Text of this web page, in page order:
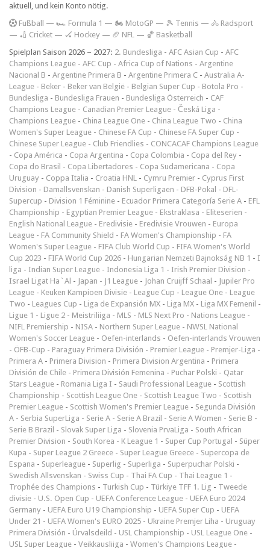
aktuell, und kein Konto nötig.
Fußball — 🏎️ Formula 1 — 🏍 MotoGP — 🎾 Tennis — 🚴 Radsport
— 🏏 Cricket — 🏑 Hockey — 🏈 NFL — 🏀 Basketball
Spielplan Saison 2026 – 2027: 2. Bundesliga - AFC Asian Cup - AFC
Champions League - AFC Cup - Africa Cup of Nations - Argentine
Nacional B - Argentine Primera B - Argentine Primera C - Australia A-
League - Beker - Beker van België - Belgian Super Cup - Botola Pro -
Bundesliga - Bundesliga Frauen - Bundesliga Österreich - CAF
Champions League - Canadian Premier League - Česká Liga -
Champions League - China League One - China League Two - China
Women's Super League - Chinese FA Cup - Chinese FA Super Cup -
Chinese Super League - Club Friendlies - CONCACAF Champions League
- Copa América - Copa Argentina - Copa Colombia - Copa del Rey -
Copa do Brasil - Copa Libertadores - Copa Sudamericana - Copa
Uruguay - Coppa Italia - Croatia HNL - Cymru Premier - Cyprus First
Division - Damallsvenskan - Danish Superligaen - DFB-Pokal - DFL-
Supercup - Division 1 Féminine - Ecuador Primera Categoría Serie A - EFL
Championship - Egyptian Premier League - Ekstraklasa - Eliteserien -
English National League - Eredivisie - Eredivisie Vrouwen - Europa
League - FA Community Shield - FA Women's Championship - FA
Women's Super League - FIFA Club World Cup - FIFA Women's World
Cup 2023 - FIFA World Cup 2026 - Hungarian Nemzeti Bajnokság NB 1 - I
liga - Indian Super League - Indonesia Liga 1 - Irish Premier Division -
Israel Ligat Ha`Al - Japan - J1 League - Johan Cruijff Schaal - Jupiler Pro
League - Keuken Kampioen Divisie - League Cup - League One - League
Two - Leagues Cup - Liga de Expansión MX - Liga MX - Liga MX Femenil -
Ligue 1 - Ligue 2 - Meistriliiga - MLS - MLS Next Pro - Nations League -
NIFL Premiership - NISA - Northern Super League - NWSL National
Women's Soccer League - Oefen-interlands - Oefen-interlands Vrouwen
- ÖFB-Cup - Paraguay Primera División - Premier League - Premjer-Liga -
Primera A - Primera Division - Primera Division Argentina - Primera
División de Chile - Primera División Femenina - Puchar Polski - Qatar
Stars League - Romania Liga I - Saudi Professional League - Scottish
Championship - Scottish League One - Scottish League Two - Scottish
Premier League - Scottish Women's Premier League - Segunda División
A - Serbia SuperLiga - Serie A - Serie A Brazil - Serie A Women - Serie B -
Serie B Brazil - Slovak Super Liga - Slovenia PrvaLiga - South African
Premier Division - South Korea - K League 1 - Super Cup Portugal - Süper
Kupa - Super League 2 Greece - Super League Greece - Supercopa de
Espana - Superleague - Superlig - Superliga - Superpuchar Polski -
Swedish Allsvenskan - Swiss Cup - Thai FA Cup - Thai League 1 -
Trophée des Champions - Turkish Cup - Türkiye TFF 1. Lig - Tweede
divisie - U.S. Open Cup - UEFA Conference League - UEFA Euro 2024
Germany - UEFA Euro U19 Championship - UEFA Super Cup - UEFA
Under 21 - UEFA Women's EURO 2025 - Ukraine Premjer Liha - Uruguay
Primera División - Úrvalsdeild - USL Championship - USL League One -
USL Super League - Veikkausliiga - Women's Champions League -